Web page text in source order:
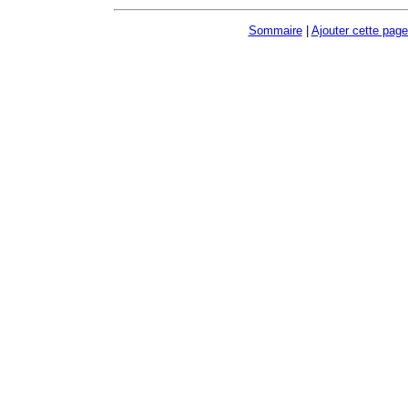
Sommaire| Ajouter cette